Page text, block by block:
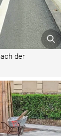
der